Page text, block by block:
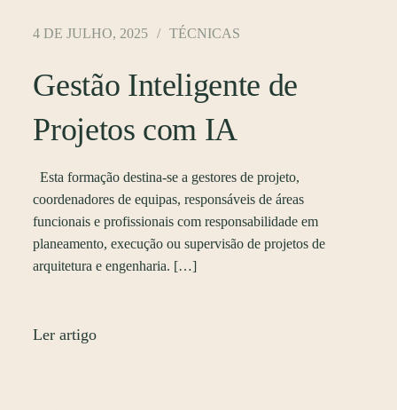
4 DE JULHO, 2025 TÉCNICAS
Gestão Inteligente de
Projetos com IA
Esta formação destina-se a gestores de projeto,
coordenadores de equipas, responsáveis de áreas
funcionais e profissionais com responsabilidade em
planeamento, execução ou supervisão de projetos de
arquitetura e engenharia. […]
Ler artigo